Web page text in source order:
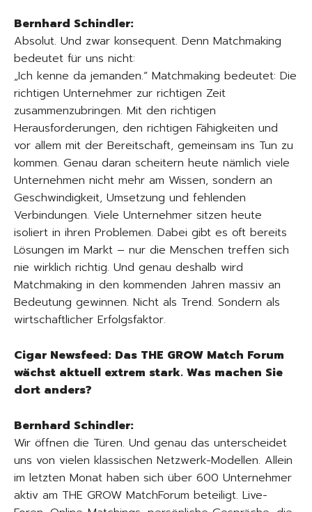
Bernhard Schindler:
Absolut. Und zwar konsequent. Denn Matchmaking
bedeutet für uns nicht:
„Ich kenne da jemanden.“ Matchmaking bedeutet: Die
richtigen Unternehmer zur richtigen Zeit
zusammenzubringen. Mit den richtigen
Herausforderungen, den richtigen Fähigkeiten und
vor allem mit der Bereitschaft, gemeinsam ins Tun zu
kommen. Genau daran scheitern heute nämlich viele
Unternehmen nicht mehr am Wissen, sondern an
Geschwindigkeit, Umsetzung und fehlenden
Verbindungen. Viele Unternehmer sitzen heute
isoliert in ihren Problemen. Dabei gibt es oft bereits
Lösungen im Markt – nur die Menschen treffen sich
nie wirklich richtig. Und genau deshalb wird
Matchmaking in den kommenden Jahren massiv an
Bedeutung gewinnen. Nicht als Trend. Sondern als
wirtschaftlicher Erfolgsfaktor.
Cigar Newsfeed: Das THE GROW Match Forum
wächst aktuell extrem stark. Was machen Sie
dort anders?
Bernhard Schindler:
Wir öffnen die Türen. Und genau das unterscheidet
uns von vielen klassischen Netzwerk-Modellen. Allein
im letzten Monat haben sich über 600 Unternehmer
aktiv am THE GROW MatchForum beteiligt. Live-